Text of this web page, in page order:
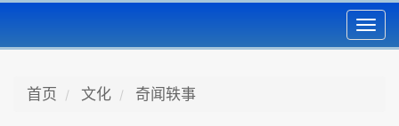
首页 文化 奇闻轶事